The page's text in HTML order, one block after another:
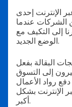
الإنترنت إحدى
الشركات عندما
إلى التكيف مع
الوضع الجديد.
البقالة بفعل
إلى التسوق
رواد الأعمال
الإنترنت بشكل
أكبر.